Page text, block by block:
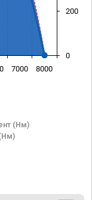
(Нм)
7000 8000
0
200